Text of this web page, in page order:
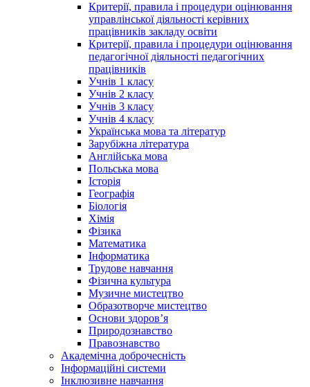
Критерії, правила і процедури оцінювання
управлінської діяльності керівних
працівників закладу освіти
Критерії, правила і процедури оцінювання
педагогічної діяльності педагогічних
працівників
Учнів 1 класу
Учнів 2 класу
Учнів 3 класу
Учнів 4 класу
Українська мова та літератур
Зарубіжна література
Англійська мова
Польська мова
Історія
Географія
Біологія
Хімія
Фізика
Математика
Інформатика
Трудове навчання
Фізична культура
Музичне мистецтво
Образотворче мистецтво
Основи здоров’я
Природознавство
Правознавство
Академічна доброчесність
Інформаційні системи
Інклюзивне навчання